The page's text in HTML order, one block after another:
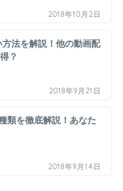
2018年10月2日
法を解説！他の動画配
？
2018年9月21日
類を徹底解説！あなた
2018年9月14日